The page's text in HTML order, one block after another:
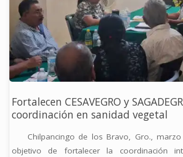
FITOSANITARIAS
EN
CHICHIHUALCO"
Fortalecen CESAVEGRO y
coordinación en sanidad vegetal
Chilpancingo de los Bravo, Gro.,
objetivo de fortalecer la coordinación